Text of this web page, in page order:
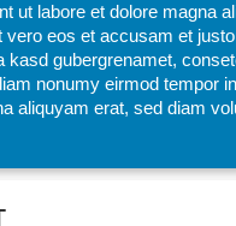
ut labore et dolore magna
vero eos et accusam et
kasd gubergrenamet,
nonumy eirmod tempor
aliquyam erat, sed diam